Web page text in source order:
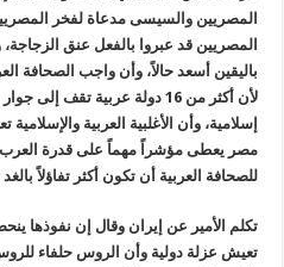
المصريين والسيسى مدعاة لفخر
المصريين قد عبروا بالفعل عنق
باليقين أسعد حالاً، وأن واجب الصحافة
إسلامية، وأن الأغلبية العربية
مصر يعطى مؤشراً مهماً على قدرة العرب
للصحافة العربية أن تكون أكثر تفاؤلاً
تكلم الأمير عن إيران وقال إن نفوذها
تعيش عزلة دولية وأن الروس حلفاء